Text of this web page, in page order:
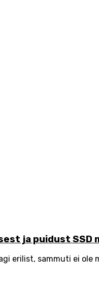
ja puidust SSD
erilist, sammuti ei